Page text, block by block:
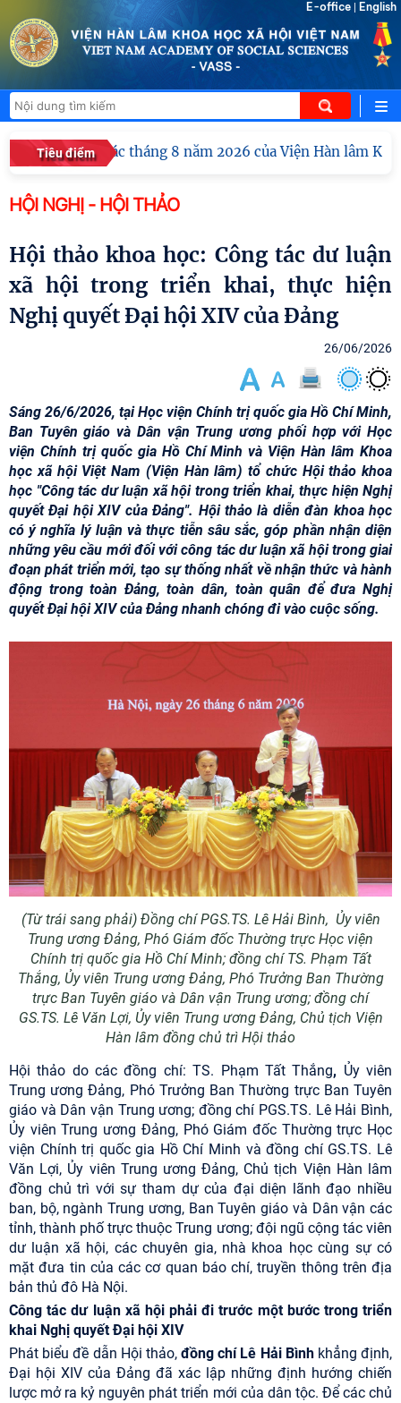
E-office English
Tiêu điểm
ban công tác tháng 8 năm 2026 của Viện Hàn lâm Khoa
HỘI NGHỊ - HỘI THẢO
Hội thảo khoa học: Công tác dư luận
xã hội trong triển khai, thực hiện
Nghị quyết Đại hội XIV của Đảng
26/06/2026
Sáng 26/6/2026, tại Học viện Chính trị quốc gia Hồ Chí Minh,
Ban Tuyên giáo và Dân vận Trung ương phối hợp với Học
viện Chính trị quốc gia Hồ Chí Minh và Viện Hàn lâm Khoa
học xã hội Việt Nam (Viện Hàn lâm) tổ chức Hội thảo khoa
học "Công tác dư luận xã hội trong triển khai, thực hiện Nghị
quyết Đại hội XIV của Đảng". Hội thảo là diễn đàn khoa học
có ý nghĩa lý luận và thực tiễn sâu sắc, góp phần nhận diện
những yêu cầu mới đối với công tác dư luận xã hội trong giai
đoạn phát triển mới, tạo sự thống nhất về nhận thức và hành
động trong toàn Đảng, toàn dân, toàn quân để đưa Nghị
quyết Đại hội XIV của Đảng nhanh chóng đi vào cuộc sống.
(Từ trái sang phải) Đồng chí PGS.TS. Lê Hải Bình, Ủy viên
Trung ương Đảng, Phó Giám đốc Thường trực Học viện
Chính trị quốc gia Hồ Chí Minh; đồng chí TS. Phạm Tất
Thắng, Ủy viên Trung ương Đảng, Phó Trưởng Ban Thường
trực Ban Tuyên giáo và Dân vận Trung ương; đồng chí
GS.TS. Lê Văn Lợi, Ủy viên Trung ương Đảng, Chủ tịch Viện
Hàn lâm đồng chủ trì Hội thảo
Hội thảo do các đồng chí: TS. Phạm Tất Thắng, Ủy viên
Trung ương Đảng, Phó Trưởng Ban Thường trực Ban Tuyên
giáo và Dân vận Trung ương; đồng chí PGS.TS. Lê Hải Bình,
Ủy viên Trung ương Đảng, Phó Giám đốc Thường trực Học
viện Chính trị quốc gia Hồ Chí Minh và đồng chí GS.TS. Lê
Văn Lợi, Ủy viên Trung ương Đảng, Chủ tịch Viện Hàn lâm
đồng chủ trì với sự tham dự của đại diện lãnh đạo nhiều
ban, bộ, ngành Trung ương, Ban Tuyên giáo và Dân vận các
tỉnh, thành phố trực thuộc Trung ương; đội ngũ cộng tác viên
dư luận xã hội, các chuyên gia, nhà khoa học cùng sự có
mặt đưa tin của các cơ quan báo chí, truyền thông trên địa
bản thủ đô Hà Nội.
Công tác dư luận xã hội phải đi trước một bước trong triển
khai Nghị quyết Đại hội XIV
Phát biểu đề dẫn Hội thảo, đồng chí Lê Hải Bìnhkhẳng định,
Đại hội XIV của Đảng đã xác lập những định hướng chiến
lược mở ra kỷ nguyên phát triển mới của dân tộc. Để các chủ